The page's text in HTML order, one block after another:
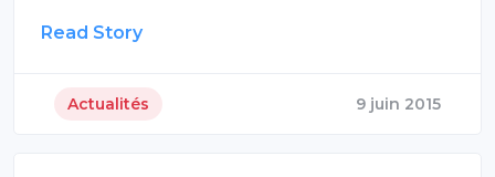
Read Story
Actualités 9 juin 2015